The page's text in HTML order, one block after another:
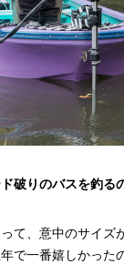
破りのバスを釣る
て、意中のサイズ
で一番嬉しかった